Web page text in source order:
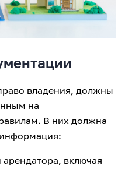
владения, должны
на
В них должна
включая